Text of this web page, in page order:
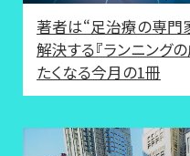
著者は“足治療の専門
解決する『ランニング
たくなる今月の1冊